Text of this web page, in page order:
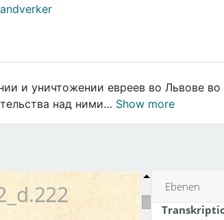
и уничтожении евреев во Львове
над ними… Show more